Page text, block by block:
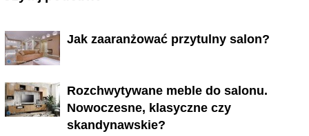
Jak zaaranżować przytulny salon?
Rozchwytywane meble do salonu.
Nowoczesne, klasyczne czy
skandynawskie?